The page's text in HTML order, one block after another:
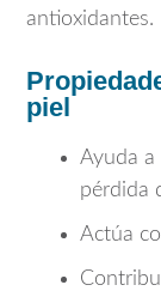
antioxidantes.
piel
Ayuda a
pérdida
Actúa